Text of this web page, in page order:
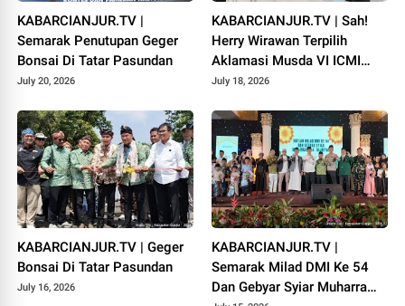
KABARCIANJUR.TV |
Semarak Penutupan Geger
Bonsai Di Tatar Pasundan
July 20, 2026
KABARCIANJUR.TV | Sah!
Herry Wirawan Terpilih
Aklamasi Musda VI ICMI
Orda Cianjur
July 18, 2026
KABARCIANJUR.TV | Geger
Bonsai Di Tatar Pasundan
July 16, 2026
KABARCIANJUR.TV |
Semarak Milad DMI Ke 54
Dan Gebyar Syiar Muharram